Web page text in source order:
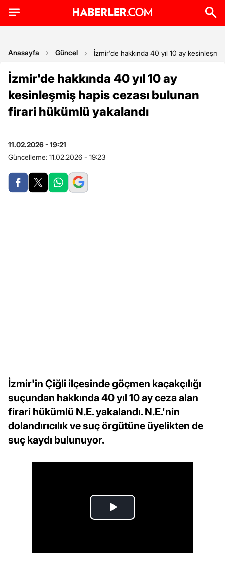
Anasayfa Güncel İzmir'de hakkında 40 yıl 10 ay
İzmir'de hakkında 40 yıl 10 ay
kesinleşmiş hapis cezası bulunan
firari hükümlü yakalandı
11.02.2026 - 19:21
Güncelleme: 11.02.2026 - 19:23
İzmir'in Çiğli ilçesinde göçmen kaçakçılığı
suçundan hakkında 40 yıl 10 ay ceza alan
firari hükümlü N.E. yakalandı. N.E.'nin
dolandırıcılık ve suç örgütüne üyelikten de
suç kaydı bulunuyor.